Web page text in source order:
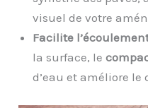
visuel de votre
Facilite
la surface, le
d’eau et améliore le